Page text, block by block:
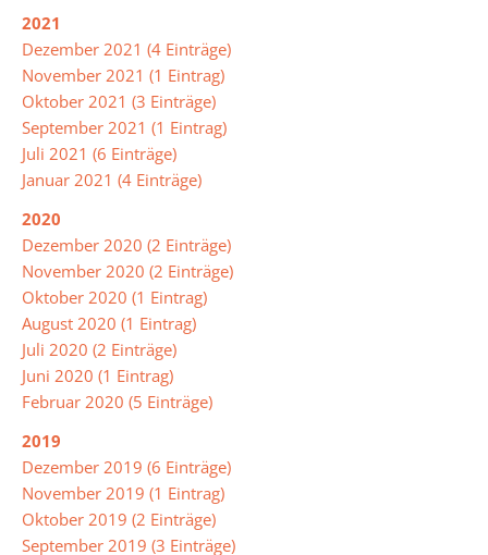
Fachbereiche
Arbeitslehre
Biologie
Chemie
Deutsch
(Deutsch
als
Zweitsprache)
Englisch
Französisch
Kunst
Mathematik
2021
Dezember 2021 (4 Einträge)
November 2021 (1 Eintrag)
Oktober 2021 (3 Einträge)
September 2021 (1 Eintrag)
Juli 2021 (6 Einträge)
Januar 2021 (4 Einträge)
2020
Dezember 2020 (2 Einträge)
November 2020 (2 Einträge)
Oktober 2020 (1 Eintrag)
August 2020 (1 Eintrag)
Juli 2020 (2 Einträge)
Juni 2020 (1 Eintrag)
Februar 2020 (5 Einträge)
2019
Dezember 2019 (6 Einträge)
November 2019 (1 Eintrag)
Oktober 2019 (2 Einträge)
September 2019 (3 Einträge)